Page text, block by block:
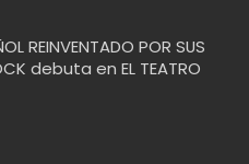
REINVENTADO POR SUS
debuta en EL TEATRO